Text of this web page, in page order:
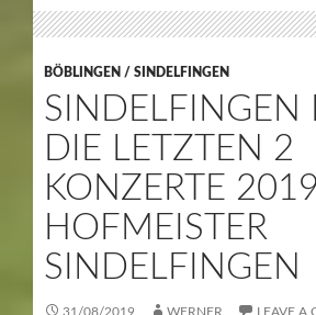
BÖBLINGEN / SINDELFINGEN
SINDELFINGEN
DIE LETZTEN 2
KONZERTE
HOFMEISTER
SINDELFINGEN
31/08/2019 WERNER LEAVE A